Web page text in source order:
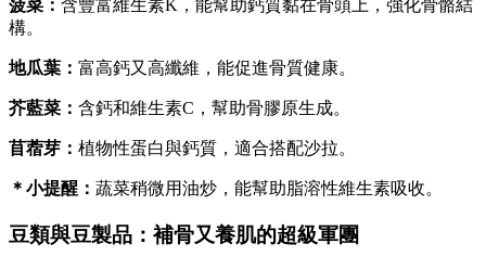
菠菜： 含豐富維生素K，能幫助鈣質黏在骨頭上，強化骨骼結
構。
地瓜葉： 富高鈣又高纖維，能促進骨質健康。
芥藍菜： 含鈣和維生素C，幫助骨膠原生成。
苜蓿芽： 植物性蛋白與鈣質，適合搭配沙拉。
＊小提醒： 蔬菜稍微用油炒，能幫助脂溶性維生素吸收。
豆類與豆製品：補骨又養肌的超級軍團